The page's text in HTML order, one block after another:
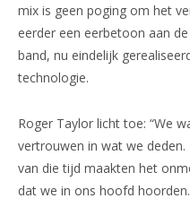
mix is geen poging om het
eerder een eerbetoon aan
band, nu eindelijk
technologie.
Roger Taylor licht toe: “We
vertrouwen in wat we
van die tijd maakten het
dat we in ons hoofd